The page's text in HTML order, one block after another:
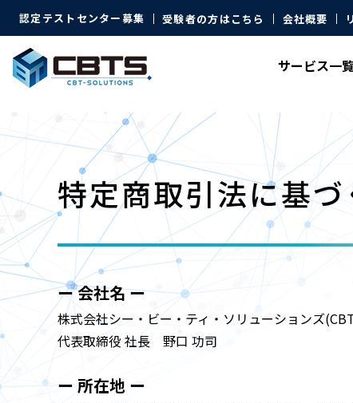
サービス一
認定テストセンター募集 受験者の方はこちら 会社概要
特定商取引法に基
ー 会社名 ー
株式会社シー・ビー・ティ・ソリューションズ
代表取締役 社長 野口 功司
ー 所在地 ー